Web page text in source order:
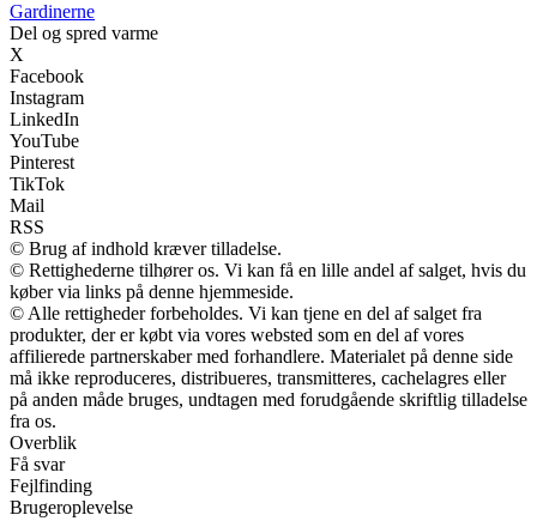
Gardinerne
Del og spred varme
X
Facebook
Instagram
LinkedIn
YouTube
Pinterest
TikTok
Mail
RSS
© Brug af indhold kræver tilladelse.
© Rettighederne tilhører os. Vi kan få en lille andel af salget, hvis du
køber via links på denne hjemmeside.
© Alle rettigheder forbeholdes. Vi kan tjene en del af salget fra
produkter, der er købt via vores websted som en del af vores
affilierede partnerskaber med forhandlere. Materialet på denne side
må ikke reproduceres, distribueres, transmitteres, cachelagres eller
på anden måde bruges, undtagen med forudgående skriftlig tilladelse
fra os.
Overblik
Få svar
Fejlfinding
Brugeroplevelse